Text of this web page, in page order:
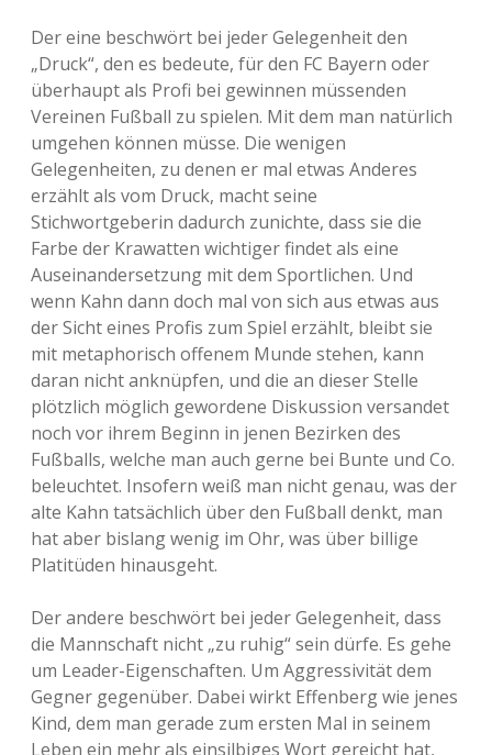
Der eine beschwört bei jeder Gelegenheit den
„Druck“, den es bedeute, für den FC Bayern oder
überhaupt als Profi bei gewinnen müssenden
Vereinen Fußball zu spielen. Mit dem man natürlich
umgehen können müsse. Die wenigen
Gelegenheiten, zu denen er mal etwas Anderes
erzählt als vom Druck, macht seine
Stichwortgeberin dadurch zunichte, dass sie die
Farbe der Krawatten wichtiger findet als eine
Auseinandersetzung mit dem Sportlichen. Und
wenn Kahn dann doch mal von sich aus etwas aus
der Sicht eines Profis zum Spiel erzählt, bleibt sie
mit metaphorisch offenem Munde stehen, kann
daran nicht anknüpfen, und die an dieser Stelle
plötzlich möglich gewordene Diskussion versandet
noch vor ihrem Beginn in jenen Bezirken des
Fußballs, welche man auch gerne bei Bunte und Co.
beleuchtet. Insofern weiß man nicht genau, was der
alte Kahn tatsächlich über den Fußball denkt, man
hat aber bislang wenig im Ohr, was über billige
Platitüden hinausgeht.
Der andere beschwört bei jeder Gelegenheit, dass
die Mannschaft nicht „zu ruhig“ sein dürfe. Es gehe
um Leader-Eigenschaften. Um Aggressivität dem
Gegner gegenüber. Dabei wirkt Effenberg wie jenes
Kind, dem man gerade zum ersten Mal in seinem
Leben ein mehr als einsilbiges Wort gereicht hat,